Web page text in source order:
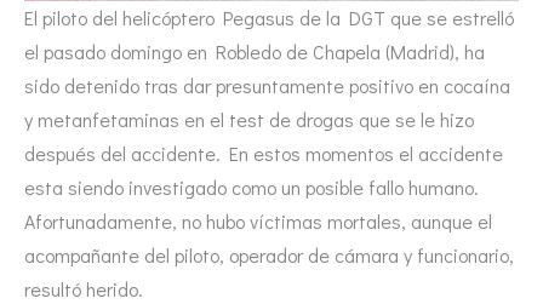
El piloto del helicóptero Pegasus de la DGT que se estrelló
el pasado domingo en Robledo de Chapela (Madrid), ha
sido detenido tras dar presuntamente positivo en cocaína
y metanfetaminas en el test de drogas que se le hizo
después del accidente. En estos momentos el accidente
esta siendo investigado como un posible fallo humano.
Afortunadamente, no hubo víctimas mortales, aunque el
acompañante del piloto, operador de cámara y funcionario,
resultó herido.